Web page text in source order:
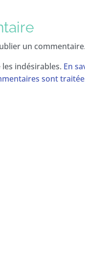
un
indésirables. En
sont